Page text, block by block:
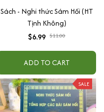
Sách - Nghi thức Sám Hối (HT
Tịnh Không)
$6.99 $11.00
ADD TO CART
SALE